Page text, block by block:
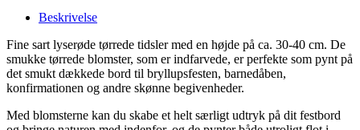
Beskrivelse
Fine sart lyserøde tørrede tidsler med en højde på ca. 30-40 cm. De
smukke tørrede blomster, som er indfarvede, er perfekte som pynt på
det smukt dækkede bord til bryllupsfesten, barnedåben,
konfirmationen og andre skønne begivenheder.
Med blomsterne kan du skabe et helt særligt udtryk på dit festbord